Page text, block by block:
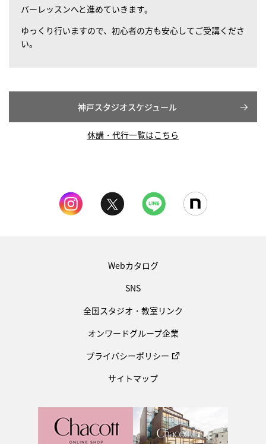
バーレッスンへと進めていきます。
ゆっくり行いますので、初心者の方も安心してご受講くださ
い。
神戸スタジオスケジュール
休講・代行一覧はこちら
Webカタログ
SNS
全国スタジオ・教室リンク
オンワードグループ企業
プライバシーポリシー
サイトマップ